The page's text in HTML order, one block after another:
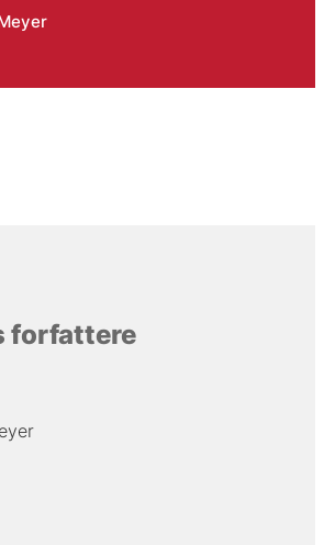
forfattere